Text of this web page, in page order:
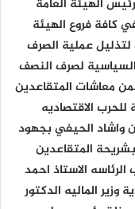
الهيئة العامة
كافة فروع الهيئة
عملية الصرف
السياسية لصرف النصف
معاشات المتقاعدين
الاقتصاديه
واشاد الحيفي بجهود
المتقاعدين
الاستاذ احمد
وزير الماليه الدكتور